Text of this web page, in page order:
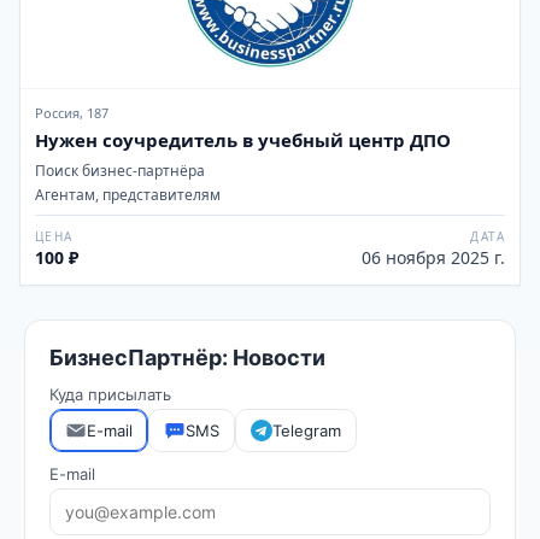
Россия, 187
Нужен соучредитель в учебный центр ДПО
Поиск бизнес-партнёра
Агентам, представителям
ЦЕНА
100 ₽
ДАТА
06 ноября 2025 г.